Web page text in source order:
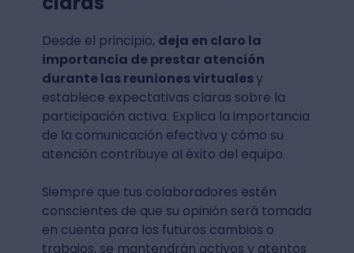
Desde el principio, deja en claro la
importancia de prestar atención
durante las reuniones virtualesy
establece expectativas claras sobre la
participación activa. Explica la importancia
de la comunicación efectiva y cómo su
atención contribuye al éxito del equipo.
Siempre que tus colaboradores estén
conscientes de que su opinión será tomada
en cuenta para los futuros cambios o
trabajos, se mantendrán activos y atentos